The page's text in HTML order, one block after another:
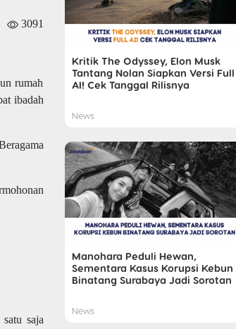
3091
rumah
ibadah
saja
Kritik The Odyssey, Elon Musk
Tantang Nolan Siapkan Versi Full
AI! Cek Tanggal Rilisnya
News
Manohara Peduli Hewan,
Sementara Kasus Korupsi Kebun
Binatang Surabaya Jadi Sorotan
News